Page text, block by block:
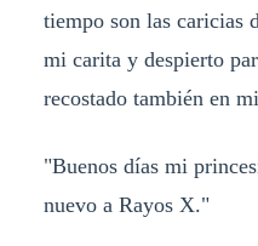
tiempo son las caricias
mi carita y despierto
recostado también en
"Buenos días mi
nuevo a Rayos X."